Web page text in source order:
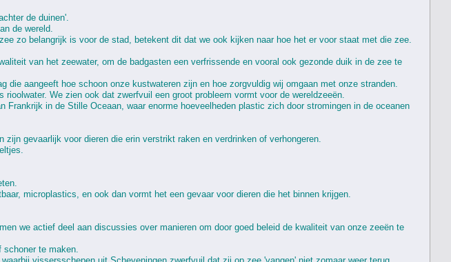
de duinen'.
de wereld.
zo belangrijk is voor de stad, betekent dit dat we ook kijken naar hoe het er voor staat met die zee.
van het zeewater, om de badgasten een verfrissende en vooral ook gezonde duik in de zee te
aangeeft hoe schoon onze kustwateren zijn en hoe zorgvuldig wij omgaan met onze stranden.
We zien ook dat zwerfvuil een groot probleem vormt voor de wereldzeeën.
in de Stille Oceaan, waar enorme hoeveelheden plastic zich door stromingen in de oceanen
gevaarlijk voor dieren die erin verstrikt raken en verdrinken of verhongeren.
microplastics, en ook dan vormt het een gevaar voor dieren die het binnen krijgen.
we actief deel aan discussies over manieren om door goed beleid de kwaliteit van onze zeeën te
te maken.